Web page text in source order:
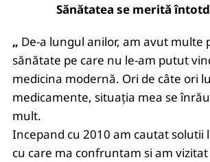
Sănătatea se merită
„ De-a lungul anilor, am avut multe
sănătate pe care nu le-am putut
medicina modernă. Ori de câte ori
medicamente, situația mea se
mult.
Incepand cu 2010 am cautat solutii
cu care ma confruntam si am vizitat